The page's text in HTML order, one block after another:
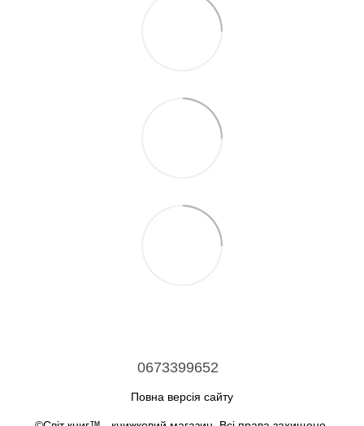
0673399652
Повна версія сайту